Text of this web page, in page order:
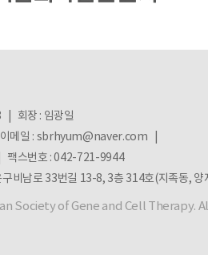
| 회장 : 임광일
이메일 : sbrhyum@naver.com |
스번호 : 042-721-9944
비남로 33번길 13-8, 3층 314호(지족동, 양
Society of Gene and Cell Therapy.